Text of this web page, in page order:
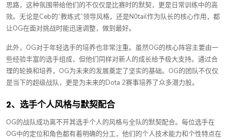
思路，这种氛围带给他们的不仅仅是比赛时的默契，更是日常训练中的高
效。无论是Ceb的“教练式”领导风格，还是N0tail作为队长的核心作用，都
让OG在面对挑战时能迅速调整，做到最好。
此外，OG对于年轻选手的培养也非常注重。虽然OG的核心阵容主要由一
些经验丰富的选手组成，但他们同样对新人的成长给予极大支持。通过合
理的轮换和培养，OG为未来的发展奠定了坚实的基础。OG的团队不仅仅
是当下的超级战队，更是为未来的Dota 2赛事培养了众多潜力股。
2、选手个人风格与默契配合
OG的战队成功离不开其选手个人的风格与全队的默契配合。每位选手在
OG中的定位和角色都有着明确的分工，他们的个人技术能力和个性特点在